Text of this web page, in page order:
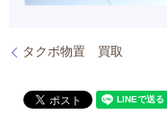
タクボ物置 買取